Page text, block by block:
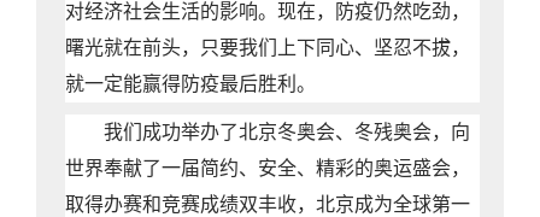
对经济社会生活的影响。现在，防疫仍然吃劲，
曙光就在前头，只要我们上下同心、坚忍不拔，
就一定能赢得防疫最后胜利。
我们成功举办了北京冬奥会、冬残奥会，向
世界奉献了一届简约、安全、精彩的奥运盛会，
取得办赛和竞赛成绩双丰收，北京成为全球第一